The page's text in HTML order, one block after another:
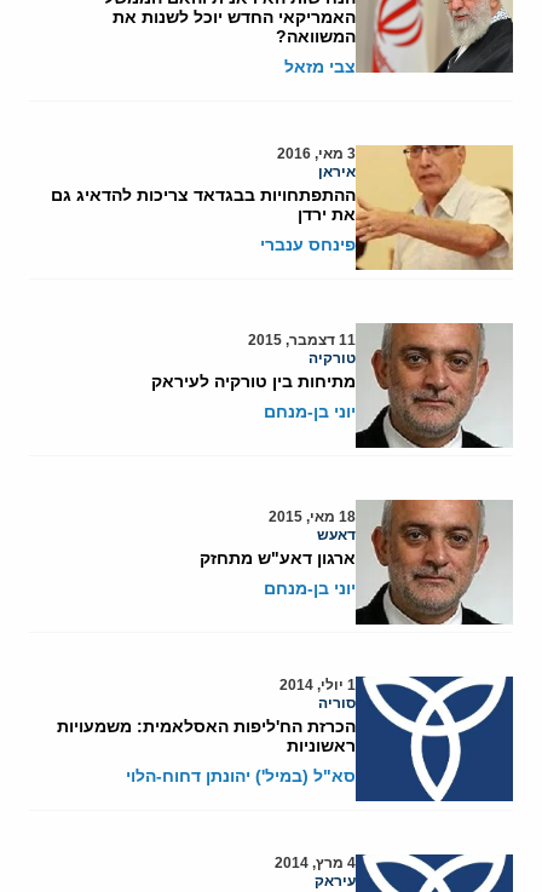
האמריקאי החדש יוכל לשנות את
המשוואה?
צבי מזאל
3 מאי, 2016
איראן
ההתפתחויות בבגדאד צריכות להדאיג גם
את ירדן
פינחס ענברי
11 דצמבר, 2015
טורקיה
מתיחות בין טורקיה לעיראק
יוני בן-מנחם
18 מאי, 2015
דאעש
ארגון דאע"ש מתחזק
יוני בן-מנחם
1 יולי, 2014
סוריה
הכרזת הח'ליפות האסלאמית: משמעויות
ראשוניות
סא"ל (במיל') יהונתן דחוח-הלוי
4 מרץ, 2014
עיראק